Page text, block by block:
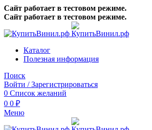
Сайт работает в тестовом режиме.
Сайт работает в тестовом режиме.
Каталог
Полезная информация
Поиск
Войти / Зарегистрироваться
0 Список желаний
0 0 ₽
Меню